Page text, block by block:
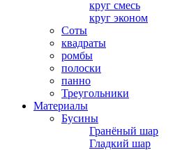
круг смесь
круг эконом
Соты
квадраты
ромбы
полоски
панно
Треугольники
Материалы
Бусины
Гранёный шар
Гладкий шар